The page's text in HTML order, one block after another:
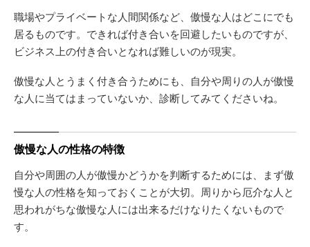
職場やプライベートな人間関係など、傲慢な人はどこにでも
居るものです。できれば付き合いを回避したいものですが、
ビジネス上の付き合いとなれば難しいのが現実。
傲慢な人とうまく付き合うためにも、自分や周りの人が傲慢
な人に当てはまっていないか、診断してみてくださいね。
傲慢な人の性格の特徴
自分や周囲の人が傲慢かどうかを判断するためには、まず傲
慢な人の性格を知っておくことが大切。周りから厄介な人と
思われがちな傲慢な人には出来るだけなりたくないもので
す。